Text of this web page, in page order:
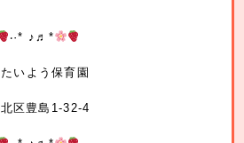
‧·* ♪♬*
たいよう保育園
北区豊島1-32-4